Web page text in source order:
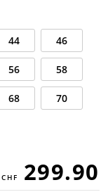
44 46
56 58
68 70
299.90